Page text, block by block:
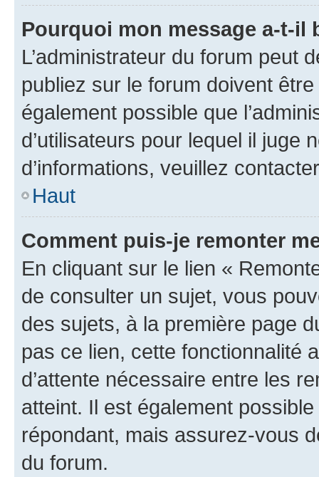
Pourquoi mon message a-t-il
L’administrateur du forum peut
publiez sur le forum doivent
également possible que
d’utilisateurs pour lequel il juge
d’informations, veuillez
Haut
Comment puis-je remonter
En cliquant sur le lien «
de consulter un sujet, vous
des sujets, à la première page
pas ce lien, cette fonctionnalité
d’attente nécessaire entre les
atteint. Il est également
répondant, mais assurez-vous
du forum.